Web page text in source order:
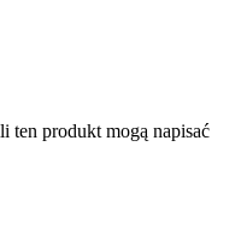
produkt mogą napisać